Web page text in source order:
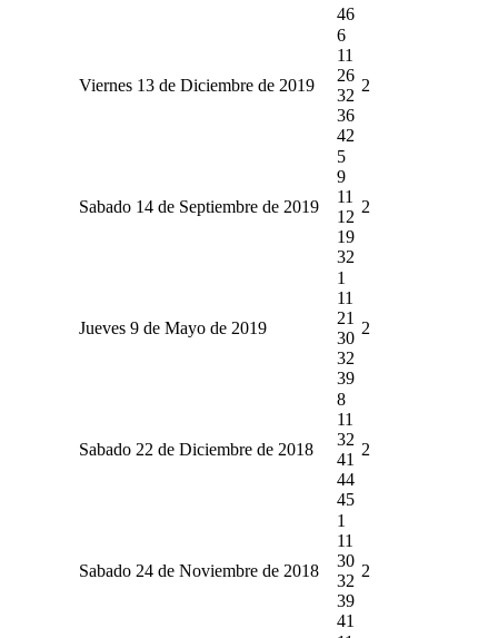
46
Viernes 13 de Diciembre de 2019
6
11
26
32
36
42
2
Sabado 14 de Septiembre de 2019
5
9
11
12
19
32
2
Jueves 9 de Mayo de 2019
1
11
21
30
32
39
2
Sabado 22 de Diciembre de 2018
8
11
32
41
44
45
2
Sabado 24 de Noviembre de 2018
1
11
30
32
39
41
2